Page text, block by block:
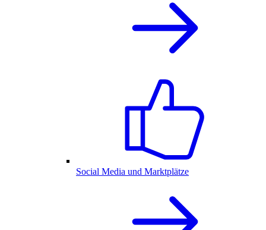
Social Media und Marktplätze